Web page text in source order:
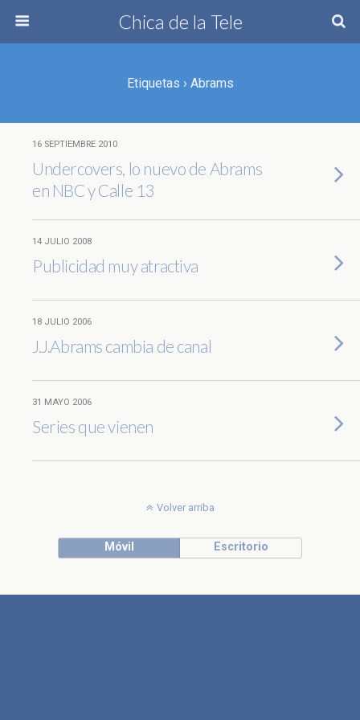
Chica de la Tele
Etiquetas › Abrams
16 SEPTIEMBRE 2010
Undercovers, lo nuevo de Abrams
en NBC y Calle 13
14 JULIO 2008
Publicidad muy atractiva
18 JULIO 2006
J.J.Abrams cambia de canal
31 MAYO 2006
Series que vienen
Volver arriba
Móvil Escritorio